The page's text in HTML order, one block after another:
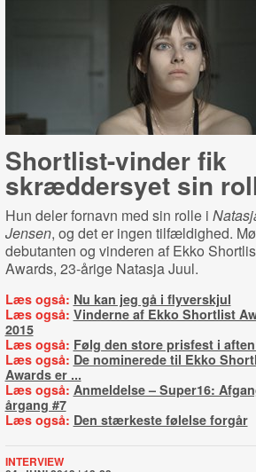
Short­list-​vin­der fik
skræddersyet sin
Hun deler fornavn med sin rolle i
Jensen, og det er ingen tilfældighed.
debutanten og vinderen af Ekko
Awards, 23-årige Natasja Juul.
Læs også: Nu kan jeg gå i flyverskjul
Læs også: Vinderne af Ekko Shortlist
2015
Læs også: Følg den store prisfest i
Læs også: De nominerede til Ekko
Awards er ...
Læs også: Anmeldelse – Super16:
årgang #7
Læs også: Den stærkeste følelse forgår
INTERVIEW